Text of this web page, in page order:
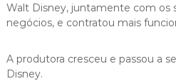
Walt Disney, juntamente com os
negócios, e contratou mais
A produtora cresceu e passou a
Disney.